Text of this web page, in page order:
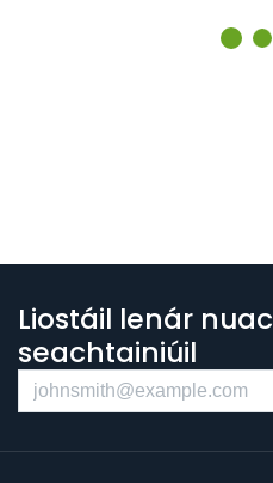
Liostáil lenár
seachtainiúil